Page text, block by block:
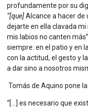
profundamente por su
“[que]Alcance a hacer de
dejarte en ella clavada
mis labios no canten
siempre: en el patio y en
con la actitud, el gesto y
a dar sino a nosotros
Tomás de Aquino pone
“[…] es necesario que